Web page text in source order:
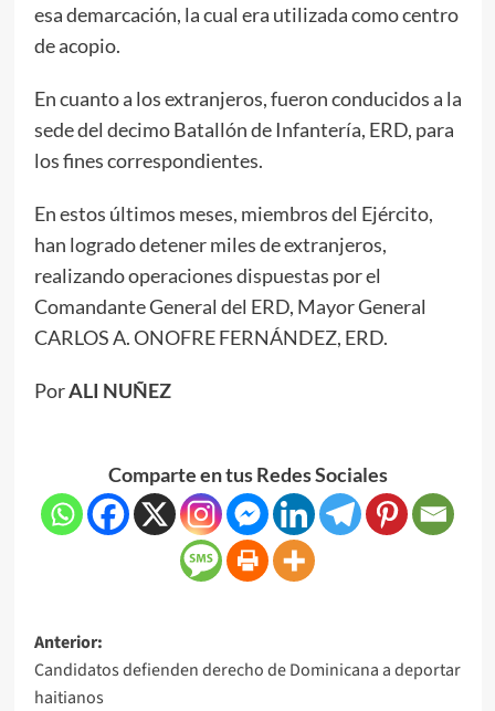
esa demarcación, la cual era utilizada como centro
de acopio.
En cuanto a los extranjeros, fueron conducidos a la
sede del decimo Batallón de Infantería, ERD, para
los fines correspondientes.
En estos últimos meses, miembros del Ejército,
han logrado detener miles de extranjeros,
realizando operaciones dispuestas por el
Comandante General del ERD, Mayor General
CARLOS A. ONOFRE FERNÁNDEZ, ERD.
PorALI NUÑEZ
Comparte en tus Redes Sociales
Anterior:
Candidatos defienden derecho de Dominicana a deportar
haitianos